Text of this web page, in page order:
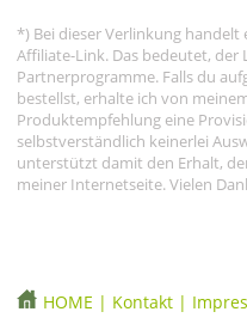
*) Bei dieser Verlinkung handelt
Affiliate-Link. Das bedeutet,
Partnerprogramme. Falls du
bestellst, erhalte ich von
Produktempfehlung eine
selbstverständlich keinerlei
unterstützt damit den Erhalt,
meiner Internetseite. Vielen
HOME | Kontakt |